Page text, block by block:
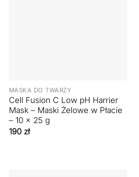
MASKA DO TWARZY
Cell Fusion C Low pH Harrier
Mask – Maski Żelowe w Płacie
– 10 x 25 g
190 zł